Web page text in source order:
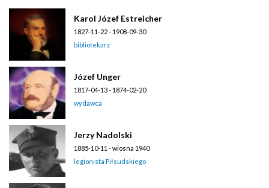
Karol Józef Estreicher
1827-11-22 - 1908-09-30
bibliotekarz
Józef Unger
1817-04-13 - 1874-02-20
wydawca
Jerzy Nadolski
1885-10-11 - wiosna 1940
legionista Piłsudskiego